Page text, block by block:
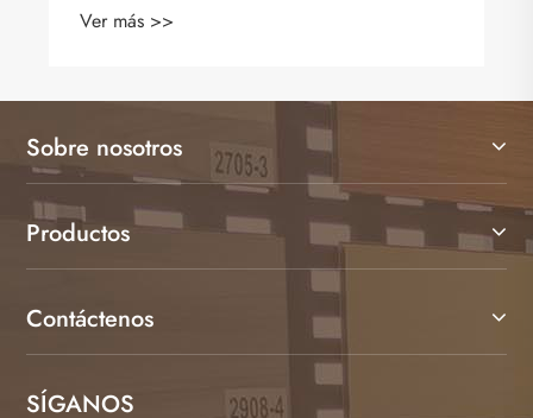
Ver más >>
Sobre nosotros
Productos
Contáctenos
SÍGANOS